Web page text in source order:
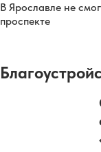
В Ярославле не
проспекте